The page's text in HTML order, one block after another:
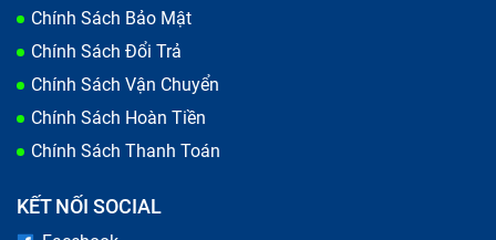
Chính Sách Bảo Mật
Chính Sách Đổi Trả
Chính Sách Vận Chuyển
Chính Sách Hoàn Tiền
Chính Sách Thanh Toán
KẾT NỐI SOCIAL